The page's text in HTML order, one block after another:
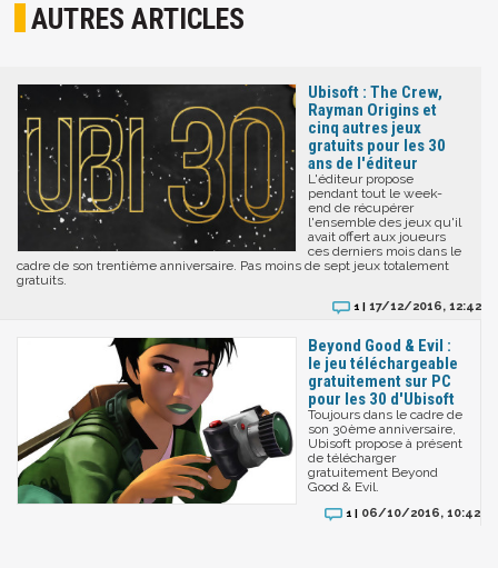
AUTRES ARTICLES
Ubisoft : The Crew,
Rayman Origins et
cinq autres jeux
gratuits pour les 30
ans de l'éditeur
L'éditeur propose
pendant tout le week-
end de récupérer
l'ensemble des jeux qu'il
avait offert aux joueurs
ces derniers mois dans le
cadre de son trentième anniversaire. Pas moins de sept jeux totalement
gratuits.
1 | 17/12/2016, 12:42
Beyond Good & Evil :
le jeu téléchargeable
gratuitement sur PC
pour les 30 d'Ubisoft
Toujours dans le cadre de
son 30ème anniversaire,
Ubisoft propose à présent
de télécharger
gratuitement Beyond
Good & Evil.
1 | 06/10/2016, 10:42